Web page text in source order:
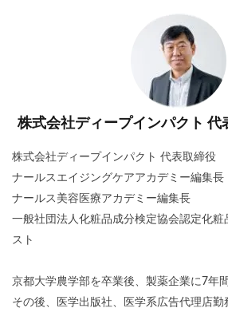
株式会社ディープインパクト 代
株式会社ディープインパクト 代表取締役
ナールスエイジングケアアカデミー編集長
ナールス美容医療アカデミー編集長
一般社団法人化粧品成分検定協会認定化粧
スト
京都大学農学部を卒業後、製薬企業に7年間
その後、医学出版社、医学系広告代理店勤